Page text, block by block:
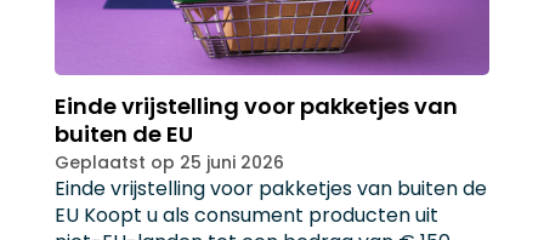
Einde vrijstelling voor pakketjes van
buiten de EU
Geplaatst op 25 juni 2026
Einde vrijstelling voor pakketjes van buiten de
EU Koopt u als consument producten uit